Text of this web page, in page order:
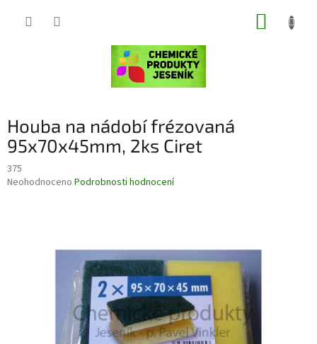
Houba na nádobí frézovaná
95x70x45mm, 2ks Ciret
375
Průměrné
Neohodnoceno Podrobnosti hodnocení